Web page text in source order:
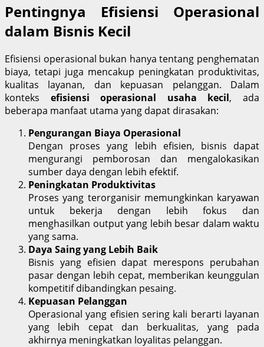
Pentingnya Efisiensi Operasional
dalam Bisnis Kecil
Efisiensi operasional bukan hanya tentang penghematan
biaya, tetapi juga mencakup peningkatan produktivitas,
kualitas layanan, dan kepuasan pelanggan. Dalam
konteks efisiensi operasional usaha kecil, ada
beberapa manfaat utama yang dapat dirasakan:
Pengurangan Biaya Operasional
Dengan proses yang lebih efisien, bisnis dapat
mengurangi pemborosan dan mengalokasikan
sumber daya dengan lebih efektif.
Peningkatan Produktivitas
Proses yang terorganisir memungkinkan karyawan
untuk bekerja dengan lebih fokus dan
menghasilkan output yang lebih besar dalam waktu
yang sama.
Daya Saing yang Lebih Baik
Bisnis yang efisien dapat merespons perubahan
pasar dengan lebih cepat, memberikan keunggulan
kompetitif dibandingkan pesaing.
Kepuasan Pelanggan
Operasional yang efisien sering kali berarti layanan
yang lebih cepat dan berkualitas, yang pada
akhirnya meningkatkan loyalitas pelanggan.